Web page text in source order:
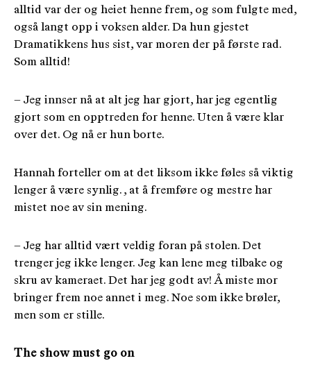
alltid var der og heiet henne frem, og som fulgte med,
også langt opp i voksen alder. Da hun gjestet
Dramatikkens hus sist, var moren der på første rad.
Som alltid!
– Jeg innser nå at alt jeg har gjort, har jeg egentlig
gjort som en opptreden for henne. Uten å være klar
over det. Og nå er hun borte.
Hannah forteller om at det liksom ikke føles så viktig
lenger å være synlig. , at å fremføre og mestre har
mistet noe av sin mening.
– Jeg har alltid vært veldig foran på stolen. Det
trenger jeg ikke lenger. Jeg kan lene meg tilbake og
skru av kameraet. Det har jeg godt av! Å miste mor
bringer frem noe annet i meg. Noe som ikke brøler,
men som er stille.
The show must go on